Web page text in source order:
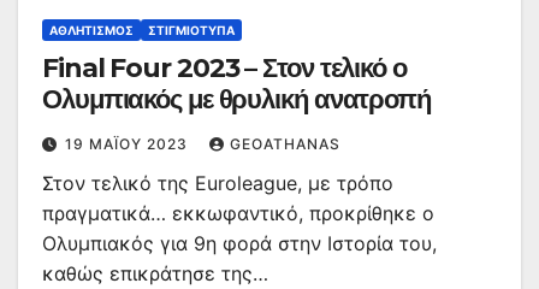
ΑΘΛΗΤΙΣΜΌΣ ΣΤΙΓΜΙΌΤΥΠΑ
Final Four 2023 – Στον τελικό ο
Ολυμπιακός με θρυλική ανατροπή
19 ΜΑΪ́ΟΥ 2023 GEOATHANAS
Στον τελικό της Euroleague, με τρόπο
πραγματικά… εκκωφαντικό, προκρίθηκε ο
Ολυμπιακός για 9η φορά στην Ιστορία του,
καθώς επικράτησε της…